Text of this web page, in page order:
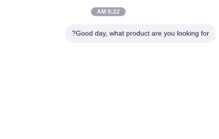
9:22 AM
Good day, what product are you looking for?